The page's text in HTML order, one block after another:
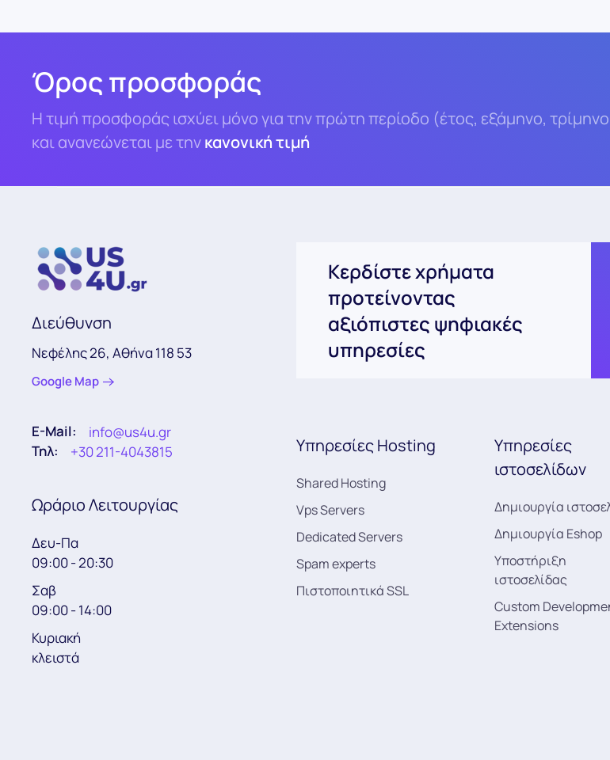
Όρος προσφοράς
Η τιμή προσφοράς ισχύει μόνο για την πρώτη περίοδο (έτος, εξάμηνο,
και ανανεώνεται με τηνκανονική τιμή
Διεύθυνση
Νεφέλης 26, Αθήνα 118 53
Google Map
E-Mail:
info@us4u.gr
Τηλ:
+30 211-4043815
Ωράριο Λειτουργίας
Δευ-Πα
09:00 - 20:30
Σαβ
09:00 - 14:00
Κυριακή
κλειστά
Κερδίστε χρήματα
προτείνοντας
αξιόπιστες ψηφιακές
υπηρεσίες
Υπηρεσίες Hosting
Shared Hosting
Vps Servers
Dedicated Servers
Spam experts
Πιστοποιητικά SSL
Υπηρεσίες
ιστοσελίδων
Δημιουργία
Δημιουργία Eshop
Υποστήριξη
ιστοσελίδας
Custom
Extensions